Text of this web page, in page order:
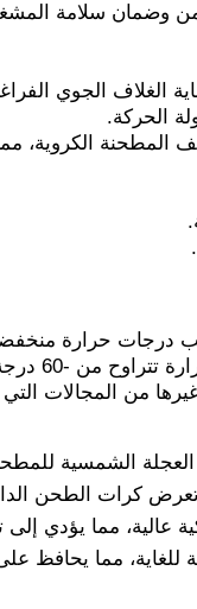
الغلاف الجوي
الحركة.
المطحنة الكروية،
درجات حرارة
إلى -1 درجة مئوية.
من المجالات
الشمسية
1:2، مما يتسبب في تعرض
عالية، مما يؤدي إلى
للغاية، مما